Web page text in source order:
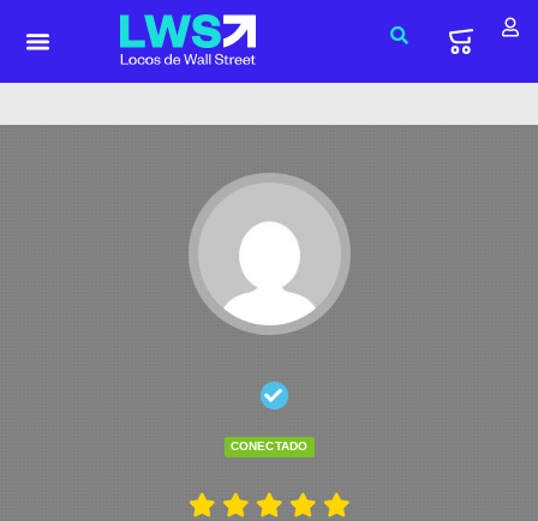
CONECTADO